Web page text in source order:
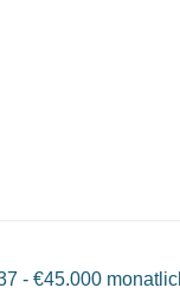
- €45.000